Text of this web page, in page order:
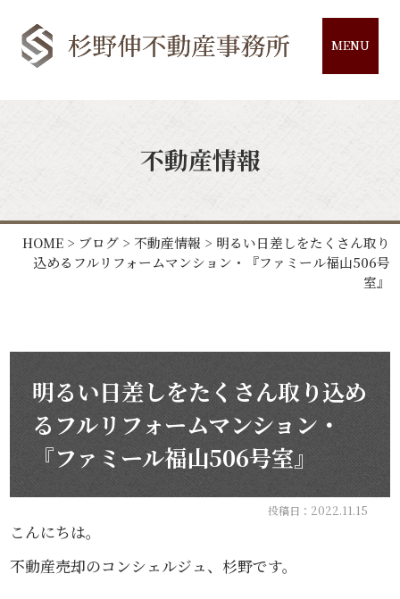
MENU
不動産情報
HOME> ブログ> 不動産情報 > 明るい日差しをたくさん取り
込めるフルリフォームマンション・『ファミール福山506号
室』
明るい日差しをたくさん取り込め
るフルリフォームマンション・
『ファミール福山506号室』
投稿日：2022.11.15
こんにちは。
不動産売却のコンシェルジュ、杉野です。